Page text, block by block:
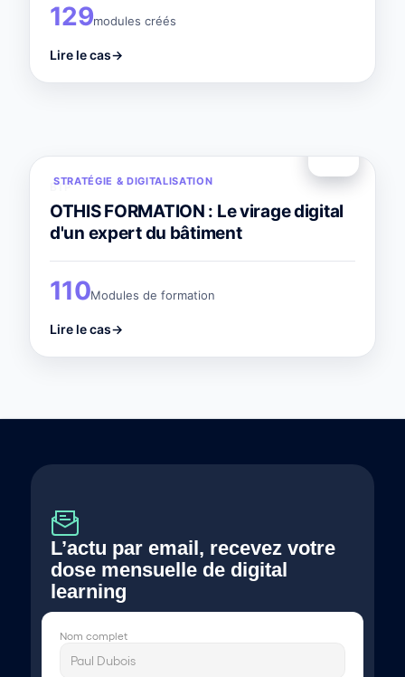
129modules créés
Lire le cas→
STRATÉGIE & DIGITALISATION
BTP
OTHIS FORMATION : Le virage digital
d'un expert du bâtiment
110Modules de formation
Lire le cas→
L’actu par email, recevez votre
dose mensuelle de digital
learning
Nom complet